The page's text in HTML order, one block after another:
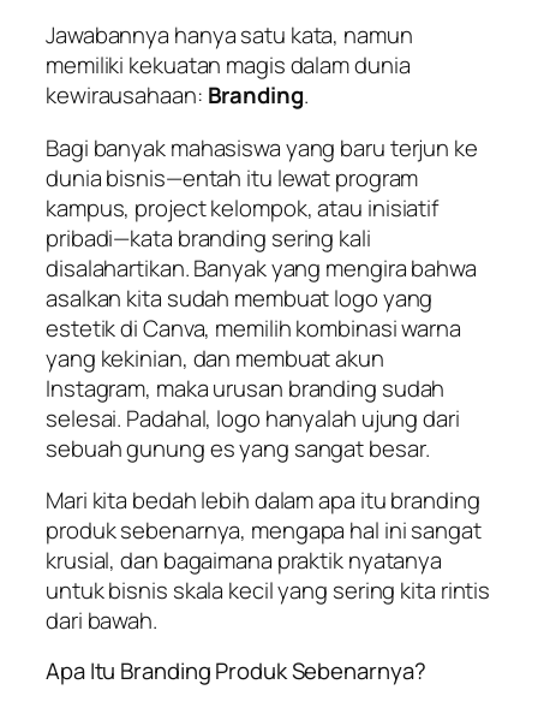
Jawabannya hanya satu kata, namun
memiliki kekuatan magis dalam dunia
kewirausahaan: Branding.
Bagi banyak mahasiswa yang baru terjun ke
dunia bisnis—entah itu lewat program
kampus, projectkelompok, atau inisiatif
pribadi—kata branding sering kali
disalahartikan. Banyak yang mengira bahwa
asalkan kita sudah membuat logo yang
estetik di Canva, memilih kombinasi warna
yang kekinian, dan membuat akun
Instagram, maka urusan branding sudah
selesai. Padahal, logo hanyalah ujung dari
sebuah gunung es yang sangat besar.
Mari kita bedah lebih dalam apa itubranding
produk sebenarnya, mengapa hal ini sangat
krusial, dan bagaimana praktik nyatanya
untuk bisnis skala kecil yang sering kita rintis
dari bawah.
Apa Itu Branding Produk Sebenarnya?